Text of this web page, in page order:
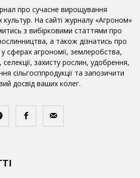
про сучасне вирощування
культур. На сайті журналу «Агроном»
з вибірковими статтями про
а також дізнатись про
сферах агрономії, землеробства,
селекції, захисту рослин, удобрення,
сільгосппродукції та запозичити
досвід ваших колег.